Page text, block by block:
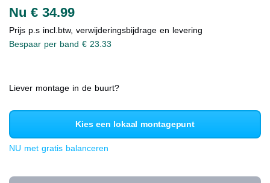
Nu € 34.99
Prijs p.s incl.btw, verwijderingsbijdrage en levering
Bespaar per band € 23.33
Liever montage in de buurt?
Kies een lokaal montagepunt
NU met gratis balanceren